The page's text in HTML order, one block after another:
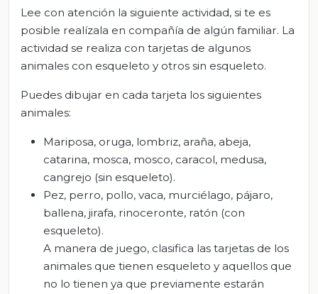
Lee con atención la siguiente actividad, si te es
posible realízala en compañía de algún familiar. La
actividad se realiza con tarjetas de algunos
animales con esqueleto y otros sin esqueleto.
Puedes dibujar en cada tarjeta los siguientes
animales:
Mariposa, oruga, lombriz, araña, abeja,
catarina, mosca, mosco, caracol, medusa,
cangrejo (sin esqueleto).
Pez, perro, pollo, vaca, murciélago, pájaro,
ballena, jirafa, rinoceronte, ratón (con
esqueleto).
A manera de juego, clasifica las tarjetas de los
animales que tienen esqueleto y aquellos que
no lo tienen ya que previamente estarán